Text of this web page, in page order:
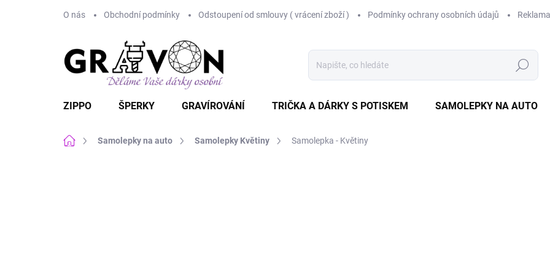
O nás Obchodní podmínky Odstoupení od smlouvy ( vrácení zboží ) Podmínky ochrany osobních údajů
Hledat
ZIPPO ŠPERKY GRAVÍROVÁNÍ TRIČKA A DÁRKY S POTISKEM SAMOLEPKY NA AUTO
Domů Samolepky na auto Samolepky Květiny Samolepka - Květiny